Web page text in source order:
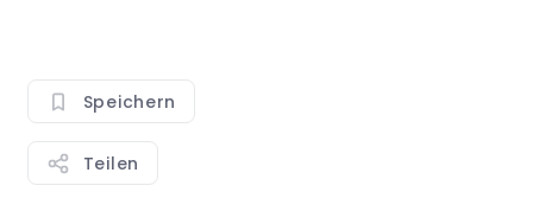
Speichern
Teilen